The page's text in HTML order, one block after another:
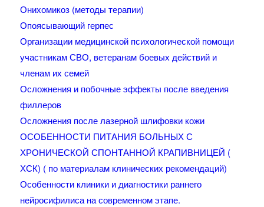
Онихомикоз (методы терапии)
Опоясывающий герпес
Организации медицинской психологической помощи
участникам СВО, ветеранам боевых действий и
членам их семей
Осложнения и побочные эффекты после введения
филлеров
Осложнения после лазерной шлифовки кожи
ОСОБЕННОСТИ ПИТАНИЯ БОЛЬНЫХ С
ХРОНИЧЕСКОЙ СПОНТАННОЙ КРАПИВНИЦЕЙ (
ХСК) ( по материалам клинических рекомендаций)
Особенности клиники и диагностики раннего
нейросифилиса на современном этапе.